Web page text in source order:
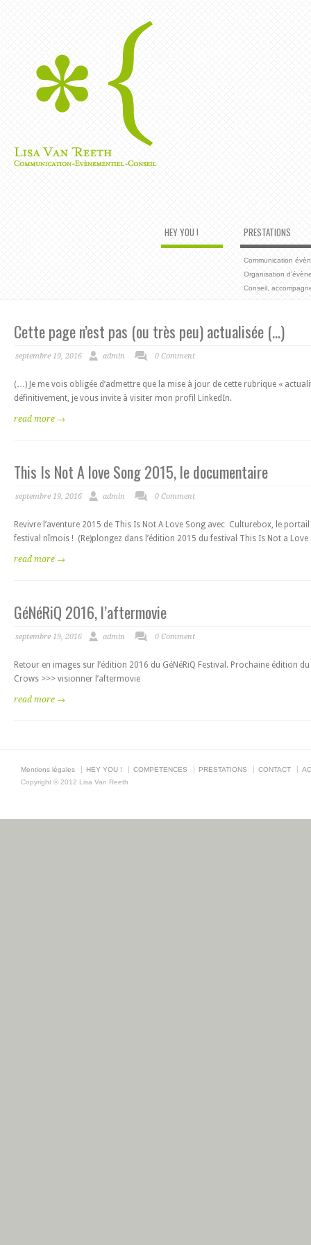
HEY YOU ! PRESTATIONS
Communication
Organisation
Conseil,
Cette page n’est pas (ou très peu) actualisée (…)
septembre 19, 2016 admin 0 Comment
(…) Je me vois obligée d’admettre que la mise à jour de cette rubrique «
définitivement, je vous invite à visiter mon profil LinkedIn.
read more →
This Is Not A love Song 2015, le documentaire
septembre 19, 2016 admin 0 Comment
Revivre l’aventure 2015 de This Is Not A Love Song avec Culturebox, le
festival nîmois ! (Re)plongez dans l’édition 2015 du festival This Is Not a
read more →
GéNéRiQ 2016, l’aftermovie
septembre 19, 2016 admin 0 Comment
Retour en images sur l’édition 2016 du GéNéRiQ Festival. Prochaine édition
Crows >>> visionner l’aftermovie
read more →
Mentions légales HEY YOU ! COMPETENCES PRESTATIONS CONTACT
Copyright © 2012 Lisa Van Reeth